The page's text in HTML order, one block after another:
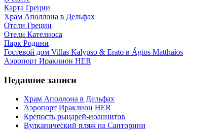
Карта Греции
Храм Аполлона в Дельфах
Отели Греции
Отели Кателиоса
Парк Родини
Гостевой дом Villas Kalypso & Erato в Ágios Matthaíos
Аэропорт Ираклион HER
Недавние записи
Храм Аполлона в Дельфах
Аэропорт Ираклион HER
Крепость рыцарей-иоаннитов
Вулканический пляж на Санторини